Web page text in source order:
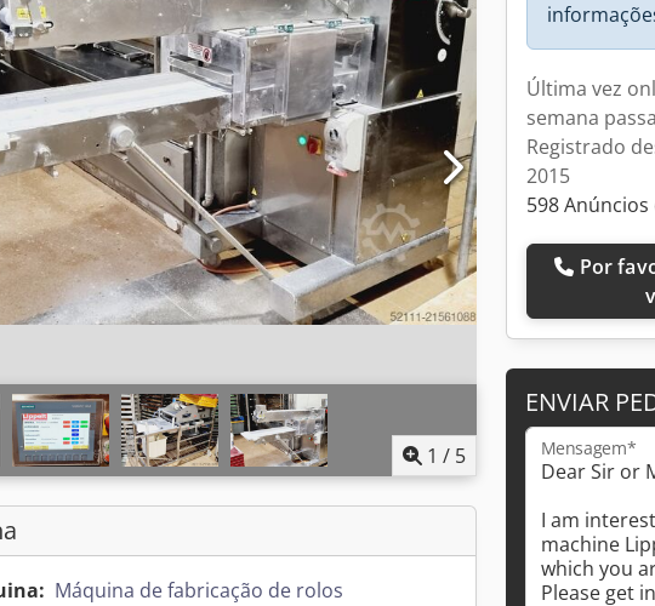
1 / 5
Máquina de fabricação de rolos
Última vez
semana
Registrado
2015
598
ENVIAR
Mensagem*